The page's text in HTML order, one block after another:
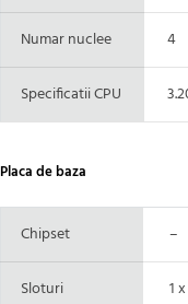
Numar nuclee 4
Specificatii CPU
Placa de baza
Chipset –
Sloturi 1